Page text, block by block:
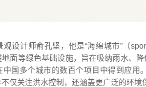
观设计师俞孔坚，他是“海绵城市”（
面等绿色基础设施，旨在吸纳雨水、
中国多个城市的数百个项目中得到应
仅关注洪水控制，还涵盖更广泛的环境